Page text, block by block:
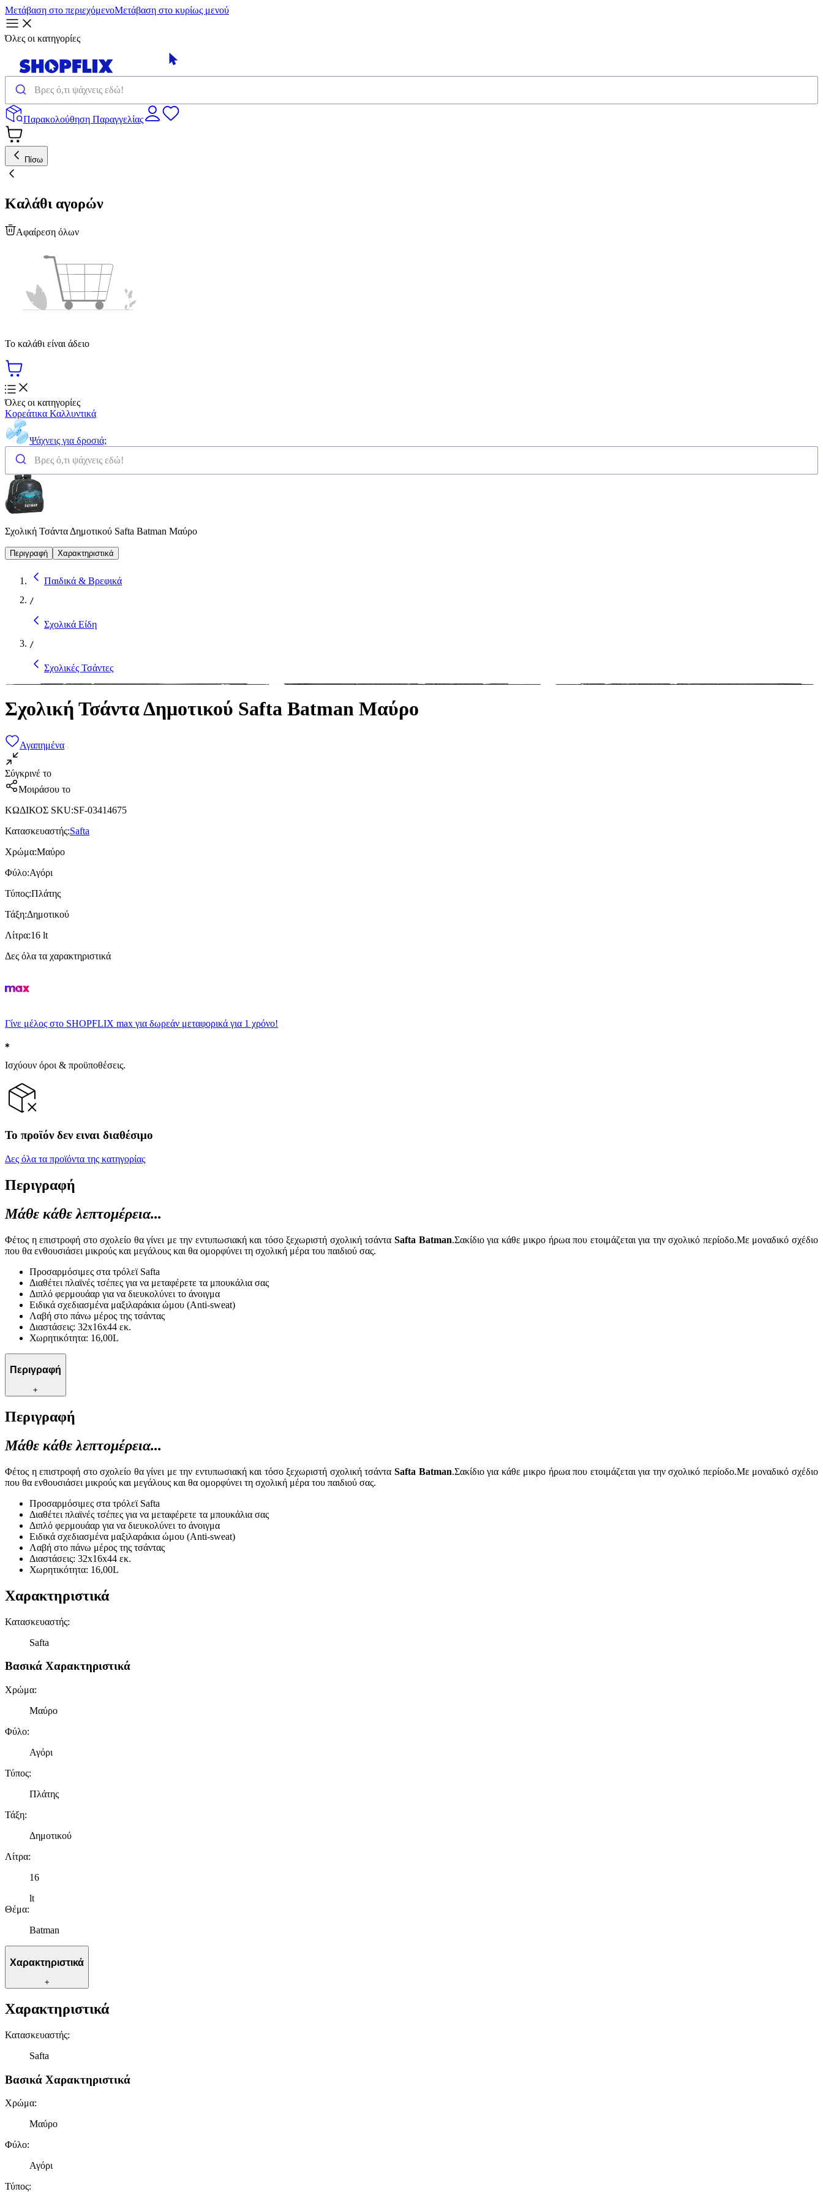
Μετάβαση στο περιεχόμενοΜετάβαση στο κυρίως μενού
Όλες οι κατηγορίες
Παρακολούθηση Παραγγελίας
Πίσω
Καλάθι αγορών
Αφαίρεση όλων
Το καλάθι είναι άδειο
Όλες οι κατηγορίες
Κορεάτικα Καλλυντικά
Ψάχνεις για δροσιά;
Σχολική Τσάντα Δημοτικού Safta Batman Μαύρο
Περιγραφή Χαρακτηριστικά
Παιδικά & Βρεφικά
/
Σχολικά Είδη
/
Σχολικές Τσάντες
Σχολική Τσάντα Δημοτικού Safta Batman Μαύρο
Αγαπημένα
Σύγκρινέ το
Μοιράσου το
ΚΩΔΙΚΟΣ SKU:SF-03414675
Κατασκευαστής:Safta
Χρώμα:Μαύρο
Φύλο:Αγόρι
Τύπος:Πλάτης
Τάξη:Δημοτικού
Λίτρα:16 lt
Δες όλα τα χαρακτηριστικά
Γίνε μέλος στο SHOPFLIX max για δωρεάν μεταφορικά για 1 χρόνο!
Ισχύουν όροι & προϋποθέσεις.
Το προϊόν δεν ειναι διαθέσιμο
Δες όλα τα προϊόντα της κατηγορίας
Περιγραφή
Μάθε κάθε λεπτομέρεια...
Φέτος η επιστροφή στο σχολείο θα γίνει με την εντυπωσιακή και τόσο ξεχωριστή σχολική τσάνταSafta Batman.Σακίδιο για κάθε μικρο ήρωα που ετοιμάζεται για την σχολικό περίοδο.Με μοναδικό σχέδιο
που θα ενθουσιάσει μικρούς και μεγάλους και θα ομορφύνει τη σχολική μέρα του παιδιού σας.
Προσαρμόσιμες στα τρόλεϊ Safta
Διαθέτει πλαϊνές τσέπες για να μεταφέρετε τα μπουκάλια σας
Διπλό φερμουάαρ για να διευκολύνει το άνοιγμα
Ειδικά σχεδιασμένα μαξιλαράκια ώμου (Anti-sweat)
Λαβή στο πάνω μέρος της τσάντας
Διαστάσεις: 32x16x44 εκ.
Χωρητικότητα: 16,00L
Περιγραφή
+
Περιγραφή
Μάθε κάθε λεπτομέρεια...
Φέτος η επιστροφή στο σχολείο θα γίνει με την εντυπωσιακή και τόσο ξεχωριστή σχολική τσάνταSafta Batman.Σακίδιο για κάθε μικρο ήρωα που ετοιμάζεται για την σχολικό περίοδο.Με μοναδικό σχέδιο
που θα ενθουσιάσει μικρούς και μεγάλους και θα ομορφύνει τη σχολική μέρα του παιδιού σας.
Προσαρμόσιμες στα τρόλεϊ Safta
Διαθέτει πλαϊνές τσέπες για να μεταφέρετε τα μπουκάλια σας
Διπλό φερμουάαρ για να διευκολύνει το άνοιγμα
Ειδικά σχεδιασμένα μαξιλαράκια ώμου (Anti-sweat)
Λαβή στο πάνω μέρος της τσάντας
Διαστάσεις: 32x16x44 εκ.
Χωρητικότητα: 16,00L
Χαρακτηριστικά
Κατασκευαστής:
Safta
Βασικά Χαρακτηριστικά
Χρώμα:
Μαύρο
Φύλο:
Αγόρι
Τύπος:
Πλάτης
Τάξη:
Δημοτικού
Λίτρα:
16
lt
Θέμα:
Batman
Χαρακτηριστικά
+
Χαρακτηριστικά
Κατασκευαστής:
Safta
Βασικά Χαρακτηριστικά
Χρώμα:
Μαύρο
Φύλο:
Αγόρι
Τύπος: